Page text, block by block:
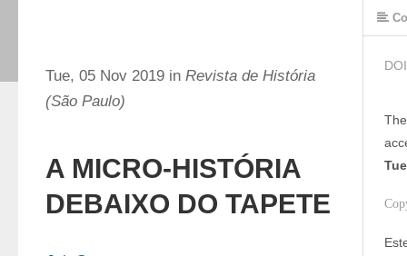
Tue, 05 Nov 2019 in Revista de História
(São Paulo)
A MICRO-HISTÓRIA
DEBAIXO DO TAPETE
DOI